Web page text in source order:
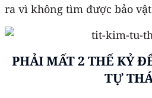
ra vì không tìm được bảo
PHẢI MẤT 2 THẾ KỶ
TỰ